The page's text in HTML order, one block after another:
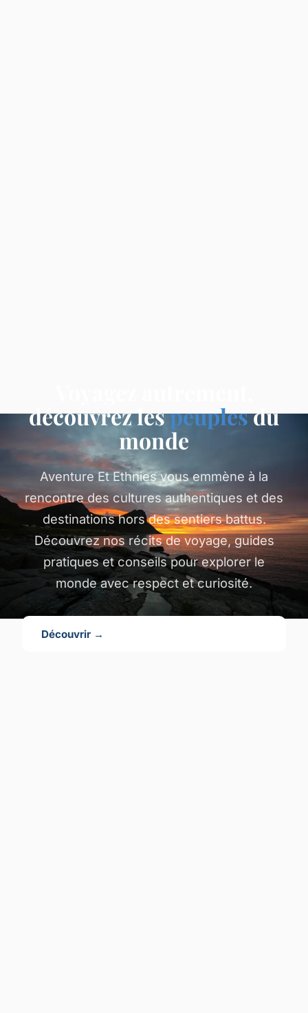
découvrez lespeuplesdu
monde
Aventure Et Ethnies vous emmène à la
rencontre des cultures authentiques et des
destinations hors des sentiers battus.
Découvrez nos récits de voyage, guides
pratiques et conseils pour explorer le
monde avec respect et curiosité.
Découvrir →